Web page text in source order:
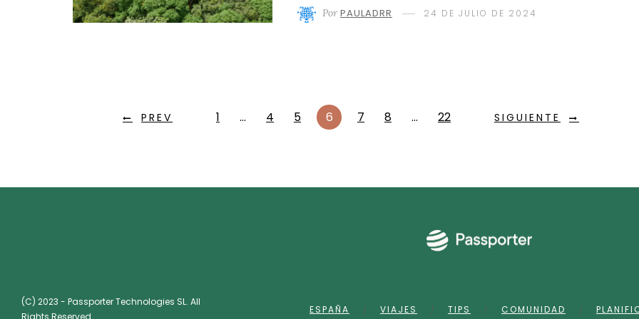
Por PAULADRR 24 DE JULIO DE 2024
PREV 1 … 4 5 6 7 8 … 22 SIGUIENTE
(C) 2023 - Passporter Technologies SL. All
Rights Reserved.
ESPAÑA VIAJES TIPS COMUNIDAD